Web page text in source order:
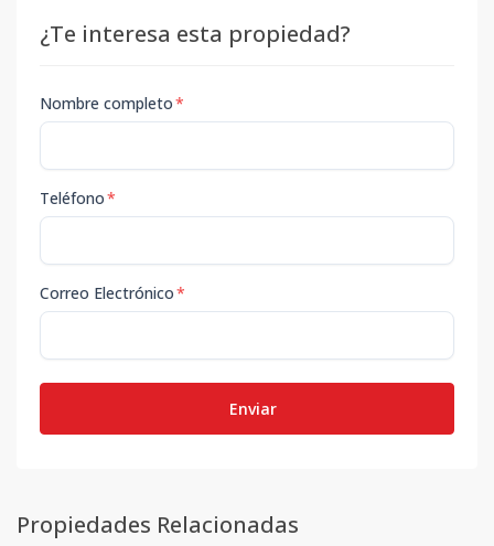
¿Te interesa esta propiedad?
Nombre completo*
Teléfono*
Correo Electrónico*
Enviar
Propiedades Relacionadas